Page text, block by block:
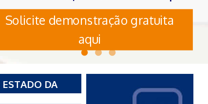
Solicite demonstração gratuita
aqui
DA